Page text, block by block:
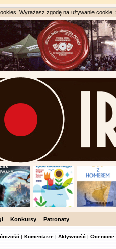
Wyrażasz zgodę na używanie
Konkursy Patronaty
| Komentarze | Aktywność | Ocenione